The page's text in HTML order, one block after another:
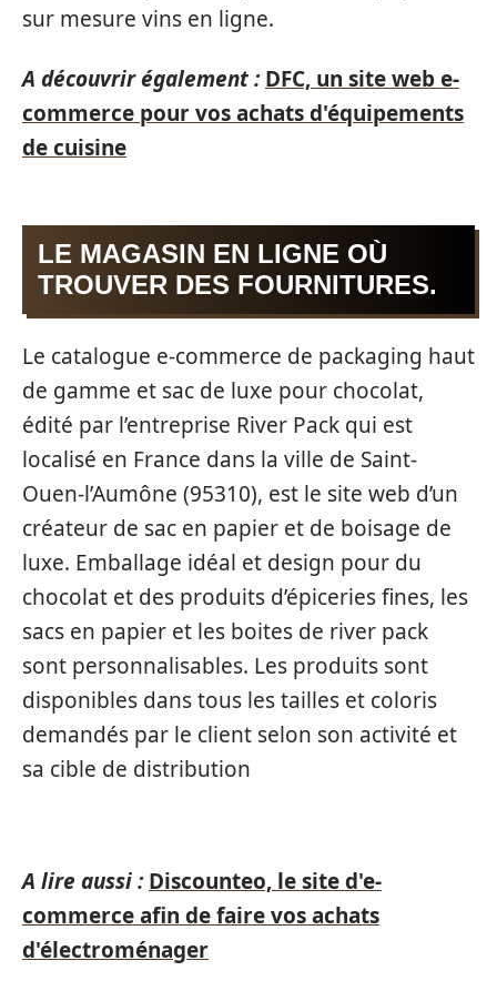
sur mesure vins en ligne.
A découvrir également : DFC, un site web e-
commerce pour vos achats d'équipements
de cuisine
LE MAGASIN EN LIGNE OÙ
TROUVER DES FOURNITURES.
Le catalogue e-commerce de packaging haut
de gamme et sac de luxe pour chocolat,
édité par l’entreprise River Pack qui est
localisé en France dans la ville de Saint-
Ouen-l’Aumône (95310), est le site web d’un
créateur de sac en papier et de boisage de
luxe. Emballage idéal et design pour du
chocolat et des produits d’épiceries fines, les
sacs en papier et les boites de river pack
sont personnalisables. Les produits sont
disponibles dans tous les tailles et coloris
demandés par le client selon son activité et
sa cible de distribution
A lire aussi : Discounteo, le site d'e-
commerce afin de faire vos achats
d'électroménager